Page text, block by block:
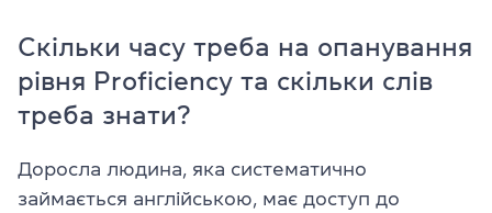
Скільки часу треба на опанування
рівня Proficiency та скільки слів
треба знати?
Доросла людина, яка систематично
займається англійською, має доступ до